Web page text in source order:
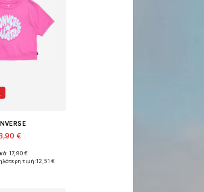
€
πολλά μεγέθη
17,90 €
τιμή:12,51 €